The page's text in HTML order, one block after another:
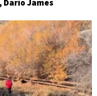
James